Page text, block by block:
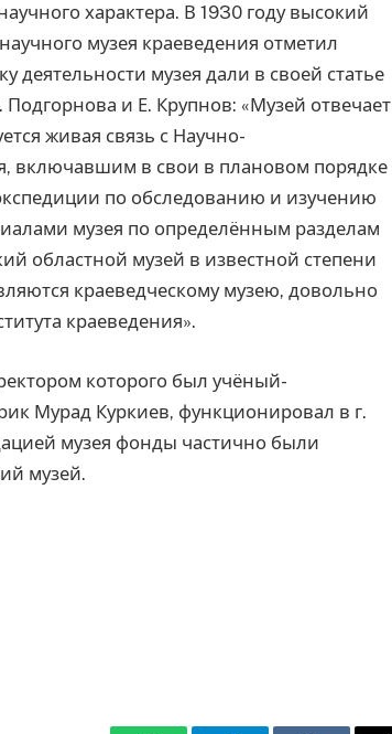
характера. В 1930 году высокий
музея краеведения отметил
деятельности музея дали в своей статье
Подгорнова и Е. Крупнов: «Музей отвечает
живая связь с Научно-
включавшим в свои в плановом порядке
по обследованию и изучению
музея по определённым разделам
областной музей в известной степени
краеведческому музею, довольно
краеведения».
которого был учёный-
Мурад Куркиев, функционировал в г.
музея фонды частично были
музей.